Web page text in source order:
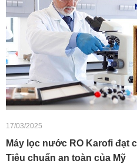
17/03/2025
Máy lọc nước RO Karofi đạt
Tiêu chuẩn an toàn của Mỹ